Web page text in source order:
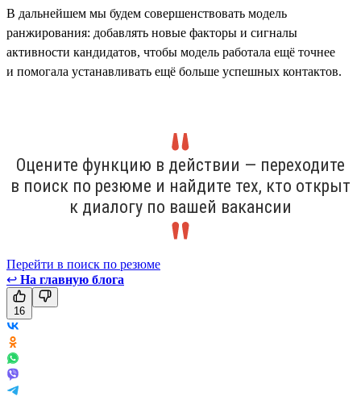
В дальнейшем мы будем совершенствовать модель
ранжирования: добавлять новые факторы и сигналы
активности кандидатов, чтобы модель работала ещё точнее
и помогала устанавливать ещё больше успешных контактов.
Оцените функцию в действии — переходите
в поиск по резюме и найдите тех, кто открыт
к диалогу по вашей вакансии
Перейти в поиск по резюме
↩ На главную блога
16